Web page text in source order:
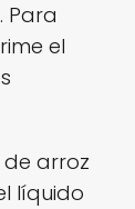
Para
el
de arroz
líquido